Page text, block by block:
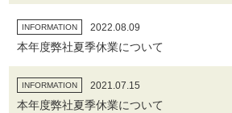
INFORMATION 2022.08.09
本年度弊社夏季休業について
INFORMATION 2021.07.15
本年度弊社夏季休業について